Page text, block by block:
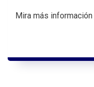
Mira más información